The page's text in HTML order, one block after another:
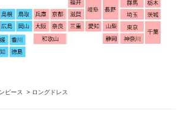
ピース > ロングドレス